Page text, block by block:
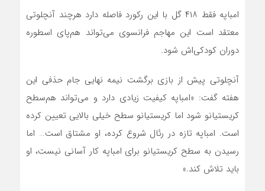
امباپه فقط ۴۱۸ گل با این رکورد فاصله دارد هرچند آنچلوتی
معتقد است این مهاجم فرانسوی می‌تواند هم‌پای اسطوره
دوران کودکی‌اش شود.
آنچلوتی پیش از بازی برگشت نیمه‌ نهایی جام حذفی این
هفته گفت: «امباپه کیفیت زیادی دارد و می‌تواند هم‌سطح
کریستیانو شود اما کریستیانو سطح خیلی بالایی تعیین کرده
است. امباپه تازه در رئال شروع کرده، او مشتاق است… اما
رسیدن به سطح کریستیانو برای امباپه کار آسانی نیست، او
باید تلاش کند.»